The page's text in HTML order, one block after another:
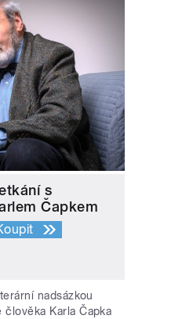
s
Čapkem
nadsázkou
Karla Čapka